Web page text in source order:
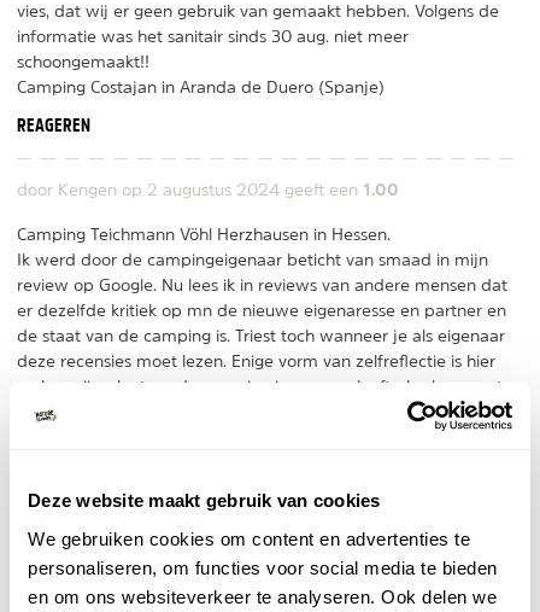
Deze website maakt gebruik van cookies
We gebruiken cookies om content en advertenties te
personaliseren, om functies voor social media te bieden
en om ons websiteverkeer te analyseren. Ook delen we
vies, dat wij er geen gebruik van gemaakt hebben. Volgens de
informatie was het sanitair sinds 30 aug. niet meer
schoongemaakt!!
Camping Costajan in Aranda de Duero (Spanje)
REAGEREN
door Kengen op 2 augustus 2024 geeft een 1.00
Camping Teichmann Vöhl Herzhausen in Hessen.
Ik werd door de campingeigenaar beticht van smaad in mijn
review op Google. Nu lees ik in reviews van andere mensen dat
er dezelfde kritiek op mn de nieuwe eigenaresse en partner en
de staat van de camping is. Triest toch wanneer je als eigenaar
deze recensies moet lezen. Enige vorm van zelfreflectie is hier
wel op zijn plaats….. de camping is een zwak aftreksel van wat
het ooit was. Vergane glorie